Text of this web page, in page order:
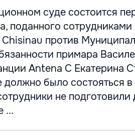
суде состоится
поданного
Chisinau против
примара
Antenа C Екатерина
должно было состояться
не
...